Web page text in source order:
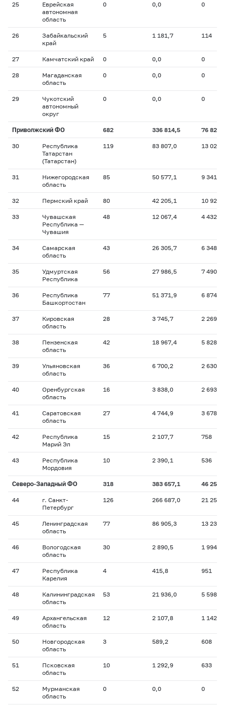
25
Еврейская
автономная
область
0 0,0 0
26
Забайкальский
край
5 1 181,7 114
27 Камчатский край 0 0,0 0
28
Магаданская
область
0 0,0 0
29
Чукотский
автономный
округ
0 0,0 0
Приволжский ФО 682 336 814,5 76 821
30
Республика
Татарстан
(Татарстан)
119 83 807,0 13 020
31
Нижегородская
область
85 50 577,1 9 341
32 Пермский край 80 42 205,1 10 924
33
Чувашская
Республика —
Чувашия
48 12 067,4 4 432
34
Самарская
область
43 26 305,7 6 348
35
Удмуртская
Республика
56 27 986,5 7 490
36
Республика
Башкортостан
77 51 371,9 6 874
37
Кировская
область
28 3 745,7 2 269
38
Пензенская
область
42 18 967,4 5 828
39
Ульяновская
область
36 6 700,2 2 630
40
Оренбургская
область
16 3 838,0 2 693
41
Саратовская
область
27 4 744,9 3 678
42
Республика
Марий Эл
15 2 107,7 758
43
Республика
Мордовия
10 2 390,1 536
Северо-Западный ФО 318 383 657,1 46 256
44
г. Санкт-
Петербург
126 266 687,0 21 256
45
Ленинградская
область
77 86 905,3 13 233
46
Вологодская
область
30 2 890,5 1 994
47
Республика
Карелия
4 415,8 951
48
Калининградская
область
53 21 936,0 5 598
49
Архангельская
область
12 2 107,8 1 142
50
Новгородская
область
3 589,2 608
51
Псковская
область
10 1 292,9 633
52
Мурманская
область
0 0,0 0